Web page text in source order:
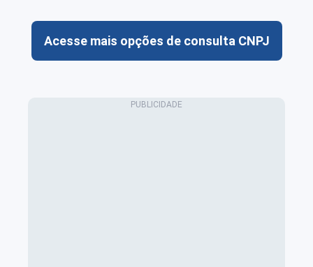
Acesse mais opções de consulta CNPJ